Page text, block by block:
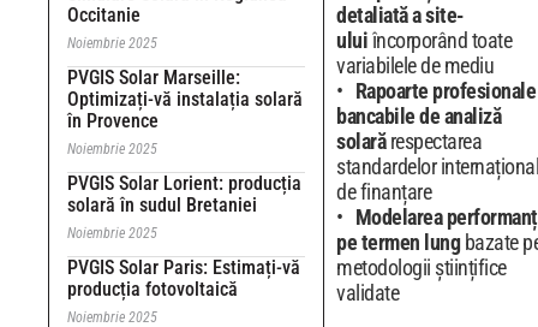
Occitanie
Noiembrie 2025
PVGIS Solar Marseille:
Optimizați-vă instalația solară
în Provence
Noiembrie 2025
PVGIS Solar Lorient: producția
solară în sudul Bretaniei
Noiembrie 2025
PVGIS Solar Paris: Estimați-vă
producția fotovoltaică
Noiembrie 2025
detaliată a site-
uluiîncorporând toate
variabilele de mediu
Rapoarte profesionale
bancabile de analiză
solarărespectarea
standardelor
de finanțare
Modelarea
pe termen lungbazate
metodologii științifice
validate